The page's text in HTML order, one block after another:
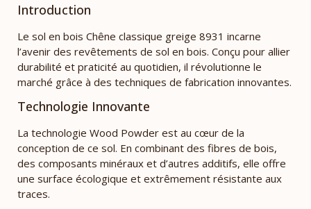
Introduction
Le sol en bois Chêne classique greige 8931 incarne
l’avenir des revêtements de sol en bois. Conçu pour allier
durabilité et praticité au quotidien, il révolutionne le
marché grâce à des techniques de fabrication innovantes.
Technologie Innovante
La technologie Wood Powder est au cœur de la
conception de ce sol. En combinant des fibres de bois,
des composants minéraux et d’autres additifs, elle offre
une surface écologique et extrêmement résistante aux
traces.